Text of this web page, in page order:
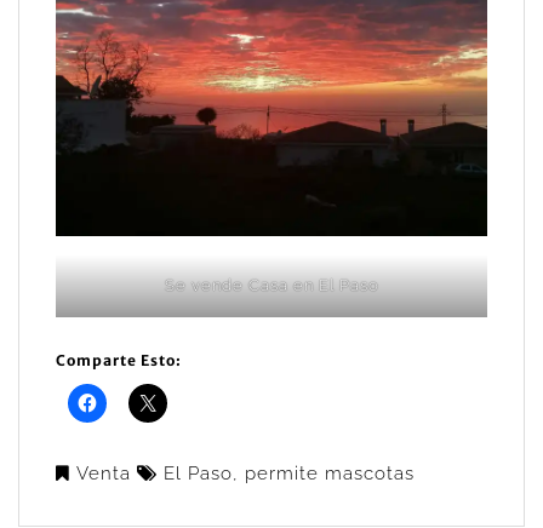
Se vende Casa en El Paso
Comparte Esto:
Venta El Paso, permite mascotas